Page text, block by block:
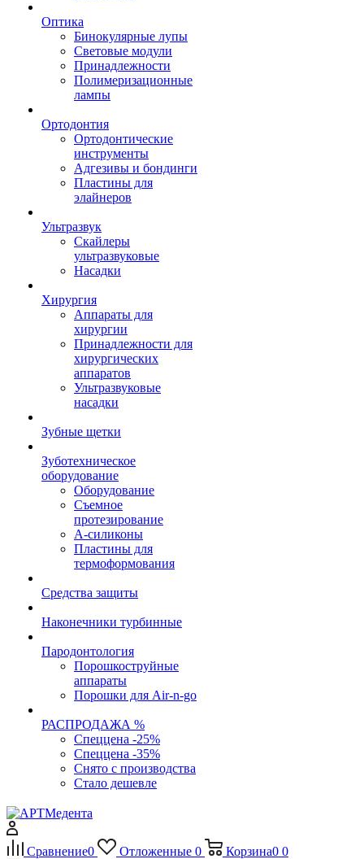
Оптика
Бинокулярные лупы
Световые модули
Принадлежности
Полимеризационные
лампы
Ортодонтия
Ортодонтические
инструменты
Адгезивы и бондинги
Пластины для
элайнеров
Ультразвук
Скайлеры
ультразвуковые
Насадки
Хирургия
Аппараты для
хирургии
Принадлежности для
хирургических
аппаратов
Ультразвуковые
насадки
Зубные щетки
Зуботехническое
оборудование
Оборудование
Съемное
протезирование
А-силиконы
Пластины для
термоформования
Средства защиты
Наконечники турбинные
Пародонтология
Порошкоструйные
аппараты
Порошки для Air-n-go
РАСПРОДАЖА %
Спеццена -25%
Спеццена -35%
Снято с производства
Стало дешевле
Сравнение0 Отложенные 0 Корзина0 0